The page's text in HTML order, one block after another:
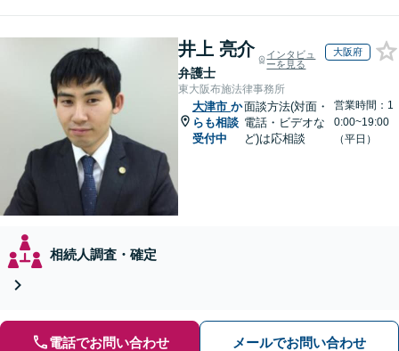
井上 亮介
弁護士
インタビュ
ーを見る
大阪府
東大阪布施法律事務所
大津市 か
らも相談
受付中
面談方法(対面・
電話・ビデオな
ど)は応相談
営業時間：1
0:00~19:00
（平日）
相続人調査・確定
電話でお問い合わせ メールでお問い合わせ